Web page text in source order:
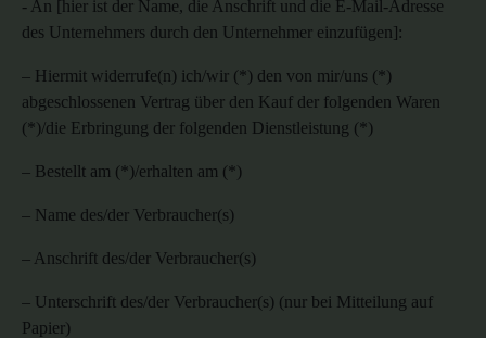
- An [hier ist der Name, die Anschrift und die E-Mail-Adresse
des Unternehmers durch den Unternehmer einzufügen]:
– Hiermit widerrufe(n) ich/wir (*) den von mir/uns (*)
abgeschlossenen Vertrag über den Kauf der folgenden Waren
(*)/die Erbringung der folgenden Dienstleistung (*)
– Bestellt am (*)/erhalten am (*)
– Name des/der Verbraucher(s)
– Anschrift des/der Verbraucher(s)
– Unterschrift des/der Verbraucher(s) (nur bei Mitteilung auf
Papier)